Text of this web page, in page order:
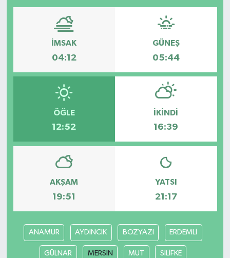
İMSAK
04:12
GÜNEŞ
05:44
ÖĞLE
12:52
İKINDI
16:39
AKŞAM
19:51
YATSI
21:17
ANAMUR AYDINCIK BOZYAZI ERDEMLİ
GÜLNAR MERSİN MUT SİLİFKE
Mecitözü
Ortaköy
Sungurlu
Uğurludağ
Sağlık